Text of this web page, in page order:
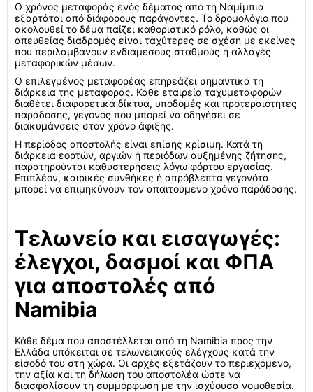
Ο χρόνος μεταφοράς ενός δέματος από τη Ναμίμπια
εξαρτάται από διάφορους παράγοντες. Το δρομολόγιο που
ακολουθεί το δέμα παίζει καθοριστικό ρόλο, καθώς οι
απευθείας διαδρομές είναι ταχύτερες σε σχέση με εκείνες
που περιλαμβάνουν ενδιάμεσους σταθμούς ή αλλαγές
μεταφορικών μέσων.
Ο επιλεγμένος μεταφορέας επηρεάζει σημαντικά τη
διάρκεια της μεταφοράς. Κάθε εταιρεία ταχυμεταφορών
διαθέτει διαφορετικά δίκτυα, υποδομές και προτεραιότητες
παράδοσης, γεγονός που μπορεί να οδηγήσει σε
διακυμάνσεις στον χρόνο άφιξης.
Η περίοδος αποστολής είναι επίσης κρίσιμη. Κατά τη
διάρκεια εορτών, αργιών ή περιόδων αυξημένης ζήτησης,
παρατηρούνται καθυστερήσεις λόγω φόρτου εργασίας.
Επιπλέον, καιρικές συνθήκες ή απρόβλεπτα γεγονότα
μπορεί να επιμηκύνουν τον απαιτούμενο χρόνο παράδοσης.
Τελωνείο και εισαγωγές:
έλεγχοι, δασμοί και ΦΠΑ
για αποστολές από
Namibia
Κάθε δέμα που αποστέλλεται από τη Namibia προς την
Ελλάδα υπόκειται σε τελωνειακούς ελέγχους κατά την
είσοδό του στη χώρα. Οι αρχές εξετάζουν το περιεχόμενο,
την αξία και τη δήλωση του αποστολέα ώστε να
διασφαλίσουν τη συμμόρφωση με την ισχύουσα νομοθεσία.